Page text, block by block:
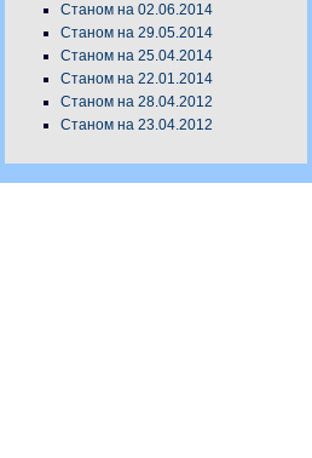
Станом на 02.06.2014
Станом на 29.05.2014
Станом на 25.04.2014
Станом на 22.01.2014
Станом на 28.04.2012
Станом на 23.04.2012